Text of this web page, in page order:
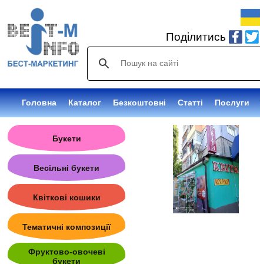
Поділитись
Головна Каталог Безкоштовні Статті Послуги
Букети
Весільні букети
Квіткові кошики
Тематичні композиції
Фруктово-овочеві
букети